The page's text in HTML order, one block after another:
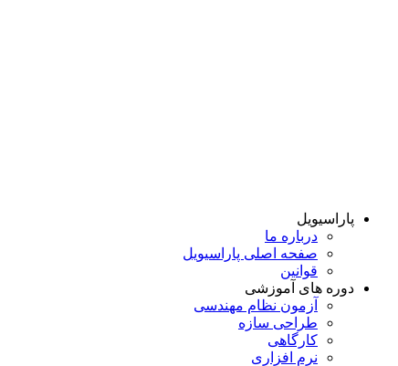
پاراسیویل
درباره ما
صفحه اصلی پاراسیویل
قوانین
دوره های آموزشی
آزمون نظام مهندسی
طراحی سازه
کارگاهی
نرم افزاری